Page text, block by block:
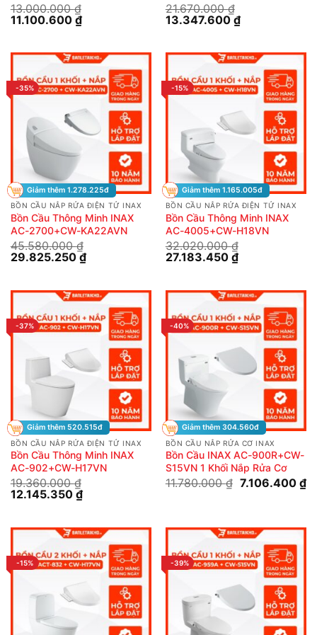
13.000.000₫
Giá
13.000.000 ₫.
11.100.600 ₫Giá
hiện
là:
11.100.600 ₫.
21.670.000₫
Giá
21.670.000 ₫.
13.347.600₫Giá
hiện
là:
13.347.600 ₫.
-35%
Giảm thêm 1.278.225đ
BỒN CẦU NẮP RỬA ĐIỆN TỬ INAX
Bồn Cầu Thông Minh INAX
AC-2700+CW-KA22AVN
45.580.000₫
Giá
45.580.000 ₫.
29.825.250 ₫Giá
hiện
là:
29.825.250 ₫.
-15%
Giảm thêm 1.165.005đ
BỒN CẦU NẮP RỬA ĐIỆN TỬ INAX
Bồn Cầu Thông Minh INAX
AC-4005+CW-H18VN
32.020.000₫
Giá
32.020.000 ₫.
27.183.450 ₫Giá
hiện
là:
27.183.450 ₫.
-37%
Giảm thêm 520.515đ
BỒN CẦU NẮP RỬA ĐIỆN TỬ INAX
Bồn Cầu Thông Minh INAX
AC-902+CW-H17VN
19.360.000₫
Giá
19.360.000 ₫.
12.145.350 ₫Giá
hiện
là:
12.145.350 ₫.
-40%
Giảm thêm 304.560đ
BỒN CẦU NẮP RỬA CƠ INAX
Bồn Cầu INAX AC-900R+CW-
S15VN 1 Khối Nắp Rửa Cơ
11.780.000₫ Giá
7.106.400 ₫
-15% -39%